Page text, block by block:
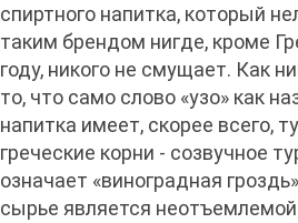
спиртного напитка, который
таким брендом нигде, кроме
году, никого не смущает. Как
то, что само слово «узо» как
напитка имеет, скорее всего,
греческие корни - созвучное
означает «виноградная
сырье является